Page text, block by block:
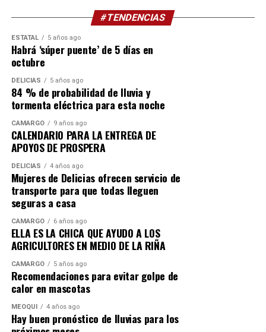
#TENDENCIAS
ESTATAL 5 años ago
Habrá ‘súper puente’ de 5 días en
octubre
DELICIAS 5 años ago
84 % de probabilidad de lluvia y
tormenta eléctrica para esta noche
CAMARGO 9 años ago
CALENDARIO PARA LA ENTREGA DE
APOYOS DE PROSPERA
DELICIAS 4 años ago
Mujeres de Delicias ofrecen servicio de
transporte para que todas lleguen
seguras a casa
CAMARGO 6 años ago
ELLA ES LA CHICA QUE AYUDO A LOS
AGRICULTORES EN MEDIO DE LA RIÑA
CAMARGO 5 años ago
Recomendaciones para evitar golpe de
calor en mascotas
MEOQUI 4 años ago
Hay buen pronóstico de lluvias para los